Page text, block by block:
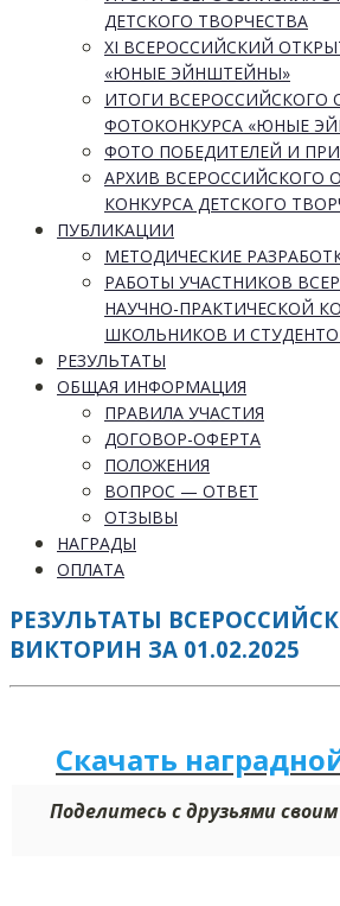
ДЕТСКОГО ТВОРЧЕСТВА
XI ВСЕРОССИЙСКИЙ
«ЮНЫЕ ЭЙНШТЕЙНЫ»
ИТОГИ ВСЕРОССИЙСКОГО
ФОТОКОНКУРСА «ЮНЫЕ
ФОТО ПОБЕДИТЕЛЕЙ И
АРХИВ ВСЕРОССИЙСКОГО
КОНКУРСА ДЕТСКОГО
ПУБЛИКАЦИИ
МЕТОДИЧЕСКИЕ
РАБОТЫ УЧАСТНИКОВ
НАУЧНО-ПРАКТИЧЕСКОЙ
ШКОЛЬНИКОВ И
РЕЗУЛЬТАТЫ
ОБЩАЯ ИНФОРМАЦИЯ
ПРАВИЛА УЧАСТИЯ
ДОГОВОР-ОФЕРТА
ПОЛОЖЕНИЯ
ВОПРОС — ОТВЕТ
ОТЗЫВЫ
НАГРАДЫ
ОПЛАТА
РЕЗУЛЬТАТЫ
ВИКТОРИН ЗА 01.02.2025
Скачать
Поделитесь с друзьями